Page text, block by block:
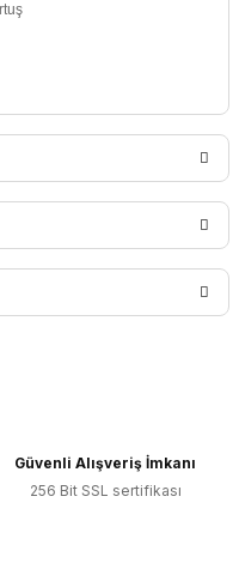
siz yapın!
Güvenli Alışveriş İmkanı
256 Bit SSL sertifikası